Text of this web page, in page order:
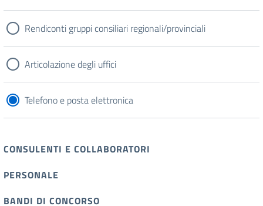
Rendiconti gruppi consiliari regionali/provinciali
Articolazione degli uffici
Telefono e posta elettronica
CONSULENTI E COLLABORATORI
PERSONALE
BANDI DI CONCORSO